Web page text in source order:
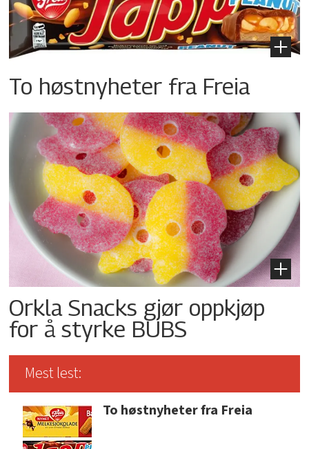
To høstnyheter fra Freia
Orkla Snacks gjør oppkjøp
for å styrke BUBS
Mest lest:
To høstnyheter fra Freia